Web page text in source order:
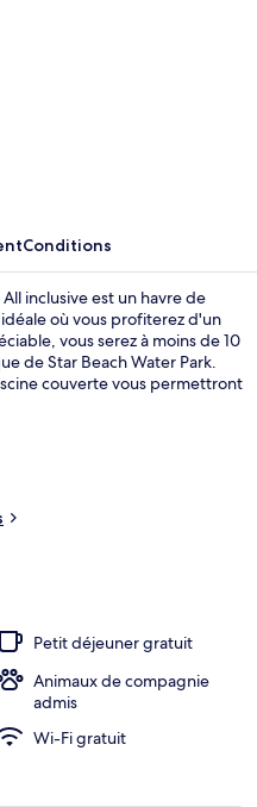
Conditions
inclusive est un havre de
où vous profiterez d'un
vous serez à moins de 10
de Star Beach Water Park.
couverte vous permettront
massages, des
du visage. L'établissement
sert des spécialités
le petit déjeuner, le
tout inclus abrite en outre 3
et un club pour enfants
Petit déjeuner gratuit
Animaux de compagnie
admis
Wi-Fi gratuit